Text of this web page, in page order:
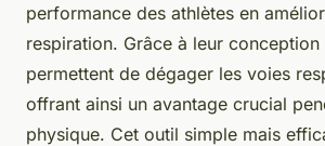
performance des athlètes en
respiration. Grâce à leur
permettent de dégager les voies
offrant ainsi un avantage crucial
physique. Cet outil simple mais